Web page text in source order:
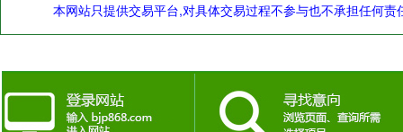
本网站只提供交易平台,对具体交易过程不参与也不承担任何责